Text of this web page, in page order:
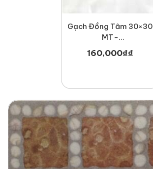
Gạch Đồng Tâm 30×30
MT-
GDT3030Haivan002
160,000₫₫